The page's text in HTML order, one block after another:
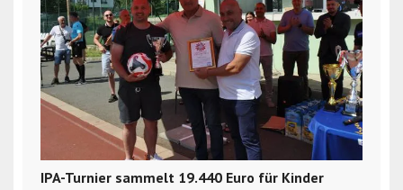
IPA-Turnier sammelt 19.440 Euro für Kinder